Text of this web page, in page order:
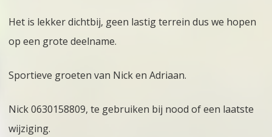
Het is lekker dichtbij, geen lastig terrein dus we hopen
op een grote deelname.
Sportieve groeten van Nick en Adriaan.
Nick 0630158809, te gebruiken bij nood of een laatste
wijziging.